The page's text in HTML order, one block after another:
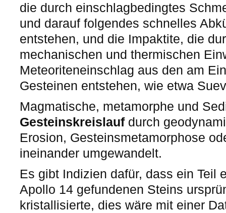
die durch einschlagbedingtes
und darauf folgendes schnelles
entstehen, und die Impaktite, die
mechanischen und thermischen
Meteoriteneinschlag aus den am
Gesteinen entstehen, wie etwa
Magmatische, metamorphe und
Gesteinskreislaufdurch
Erosion, Gesteinsmetamorphose
ineinander umgewandelt.
Es gibt Indizien dafür, dass ein Teil
Apollo 14 gefundenen Steins
kristallisierte, dies wäre mit einer